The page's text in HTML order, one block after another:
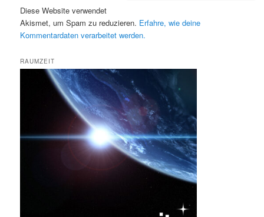
Diese Website verwendet
Akismet, um Spam zu reduzieren. Erfahre, wie deine
Kommentardaten verarbeitet werden.
RAUMZEIT